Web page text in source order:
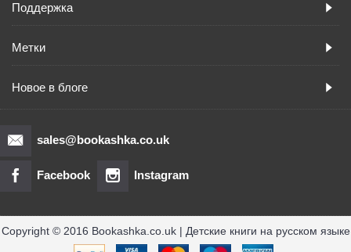
Поддержка
Метки
Новое в блоге
sales@bookashka.co.uk
Facebook Instagram
Copyright © 2016 Bookashka.co.uk | Детские книги на русском языке